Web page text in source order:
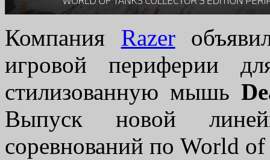
Компания Razer
игровой периферии
стилизованную мышь
Выпуск новой
соревнований по World